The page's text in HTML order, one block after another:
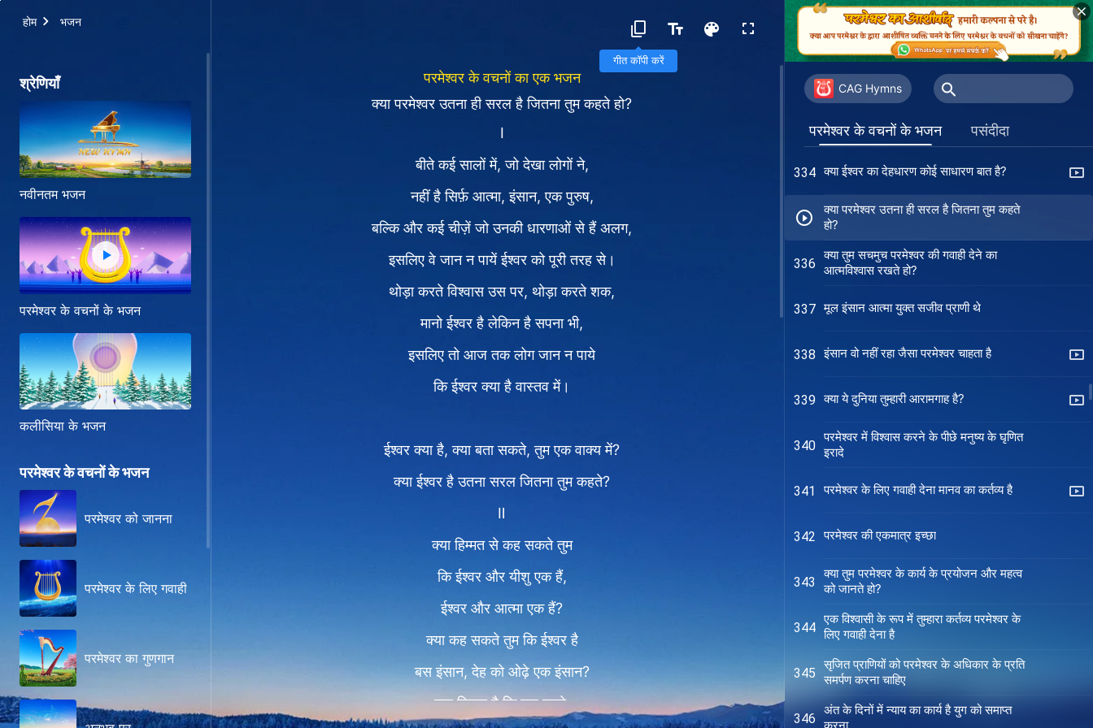
होम भजन
गीत कॉपी करें
श्रेणियाँ
नवीनतम भजन
परमेश्वर के वचनों के भजन
कलीसिया के भजन
परमेश्वर के वचनों के भजन
परमेश्वर को जानना
परमेश्वर के लिए गवाही
परमेश्वर का गुणगान
परमेश्वर के वचनों का एक भजन
क्या परमेश्वर उतना ही सरल है जितना तुम कहते हो?
Ⅰ
बीते कई सालों में, जो देखा लोगों ने,
नहीं है सिर्फ़ आत्मा, इंसान, एक पुरुष,
बल्कि और कई चीज़ें जो उनकी धारणाओं से हैं अलग,
इसलिए वे जान न पायें ईश्वर को पूरी तरह से।
थोड़ा करते विश्वास उस पर, थोड़ा करते शक,
मानो ईश्वर है लेकिन है सपना भी,
इसलिए तो आज तक लोग जान न पाये
कि ईश्वर क्या है वास्तव में।
ईश्वर क्या है, क्या बता सकते, तुम एक वाक्य में?
क्या ईश्वर है उतना सरल जितना तुम कहते?
Ⅱ
क्या हिम्मत से कह सकते तुम
कि ईश्वर और यीशु एक हैं,
ईश्वर और आत्मा एक हैं?
क्या कह सकते तुम कि ईश्वर है
बस इंसान, देह को ओढ़े एक इंसान?
क्या हिम्मत है कि कह सको,
CAG Hymns
परमेश्वर के वचनों के भजन पसंदीदा
327 मार्ग के अंतिम चरण में सही ढंग से कैसे चलें
329
मनुष्य का प्रबंधन करने के परमेश्वर के कार्य की
वास्तविक कहानी
331 है?
334 क्या ईश्वर का देहधारण कोई साधारण बात है?
क्या परमेश्वर उतना ही सरल है जितना तुम कहते
हो?
336
क्या तुम सचमुच परमेश्वर की गवाही देने का
आत्मविश्वास रखते हो?
337 मूल इंसान आत्मा युक्त सजीव प्राणी थे
338 इंसान वो नहीं रहा जैसा परमेश्वर चाहता है
339 क्या ये दुनिया तुम्हारी आरामगाह है?
340
परमेश्वर में विश्वास करने के पीछे मनुष्य के घृणित
इरादे
341 परमेश्वर के लिए गवाही देना मानव का कर्तव्य है
342 परमेश्वर की एकमात्र इच्छा
343
क्या तुम परमेश्वर के कार्य के प्रयोजन और महत्व
को जानते हो?
344
एक विश्वासी के रूप में तुम्हारा कर्तव्य परमेश्वर के
लिए गवाही देना है
345
सृजित प्राणियों को परमेश्वर के अधिकार के प्रति
समर्पण करना चाहिए
346
अंत के दिनों में न्याय का कार्य है युग को समाप्त